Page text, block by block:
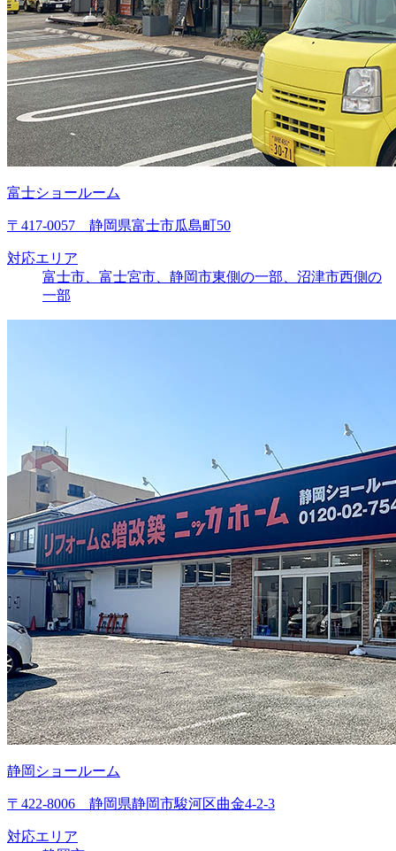
富士ショールーム
〒417-0057 静岡県富士市瓜島町50
対応エリア
富士市、富士宮市、静岡市東側の一部、沼津市西側の
一部
静岡ショールーム
〒422-8006 静岡県静岡市駿河区曲金4-2-3
対応エリア